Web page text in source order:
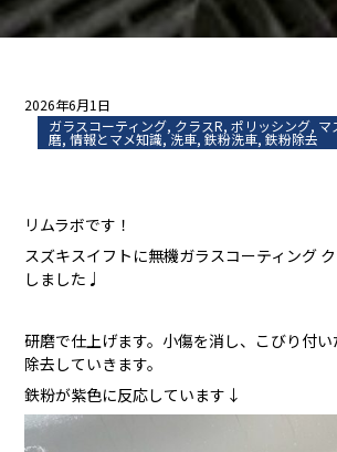
2026年6月1日
ガラスコーティング, クラスR,ポリッシング, マ
磨,情報とマメ知識,洗車,鉄粉洗車,鉄粉除去
リムラボです！
スズキスイフトに無機ガラスコーティング
しました♩
研磨で仕上げます。小傷を消し、こびり付
除去していきます。
鉄粉が紫色に反応しています↓